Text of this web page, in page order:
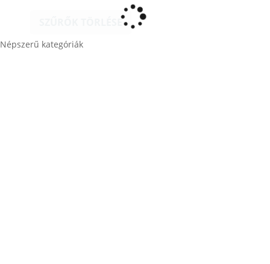
SZŰRŐK TÖRLÉSE
Népszerű kategóriák